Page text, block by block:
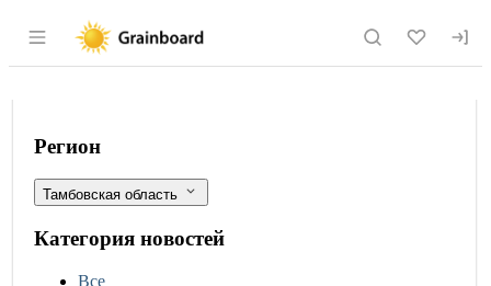
Раздел навигации по сайту
Тамбовская область ставит цель
Фильтры
Регион
Тамбовская область
Категория новостей
Все